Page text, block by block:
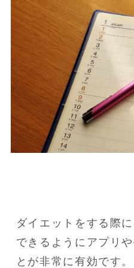
ダイエットをする際
できるようにアプリ
とが非常に有効です。